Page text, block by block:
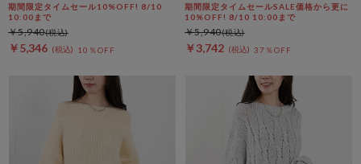
期間限定タイムセール10%OFF! 8/10
10:00まで
￥5,346 10％OFF
￥5,940
期間限定タイムセールSALE価格から更に
10%OFF! 8/10 10:00まで
￥3,742 37％OFF
￥5,940